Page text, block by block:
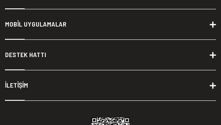
MOBİL UYGULAMALAR
DESTEK HATTI
İLETİŞİM